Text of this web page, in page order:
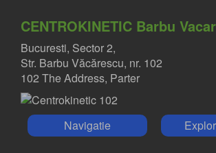
CENTROKINETIC Barbu
Bucuresti, Sector 2,
Str. Barbu Văcărescu, nr. 102
102 The Address, Parter
Navigatie